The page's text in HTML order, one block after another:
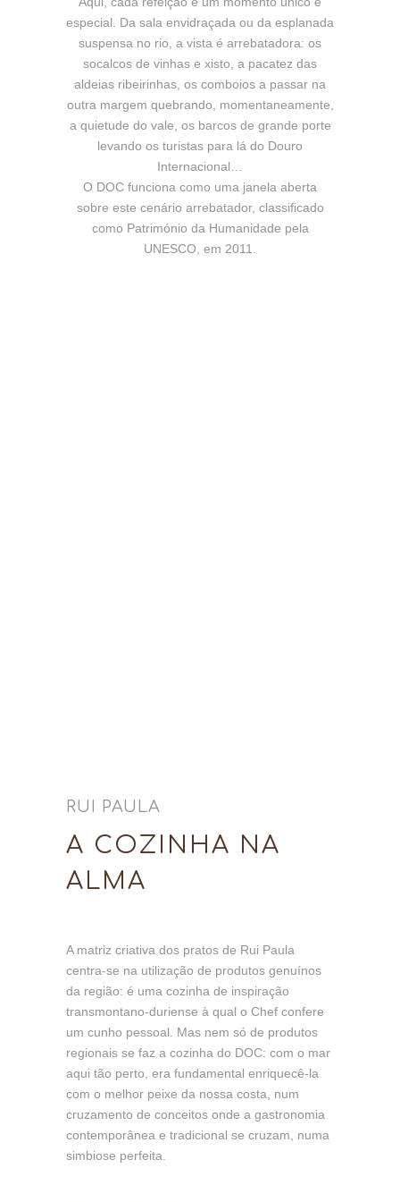
especial. Da sala envidraçada ou da esplanada
suspensa no rio, a vista é arrebatadora: os
socalcos de vinhas e xisto, a pacatez das
aldeias ribeirinhas, os comboios a passar na
outra margem quebrando, momentaneamente,
a quietude do vale, os barcos de grande porte
levando os turistas para lá do Douro
Internacional…
O DOC funciona como uma janela aberta
sobre este cenário arrebatador, classificado
como Património da Humanidade pela
UNESCO, em 2011.
RUI PAULA
A COZINHA NA
ALMA
A matriz criativa dos pratos de Rui Paula
centra-se na utilização de produtos genuínos
da região: é uma cozinha de inspiração
transmontano-duriense à qual o Chef confere
um cunho pessoal. Mas nem só de produtos
regionais se faz a cozinha do DOC: com o mar
aqui tão perto, era fundamental enriquecê-la
com o melhor peixe da nossa costa, num
cruzamento de conceitos onde a gastronomia
contemporânea e tradicional se cruzam, numa
simbiose perfeita.